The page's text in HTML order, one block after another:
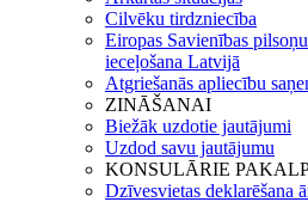
Cilvēku tirdzniecība
Eiropas Savienības
ieceļošana Latvijā
Atgriešanās apliecību
ZINĀŠANAI
Biežāk uzdotie jautājumi
Uzdod savu jautājumu
KONSULĀRIE
Dzīvesvietas deklarēšana